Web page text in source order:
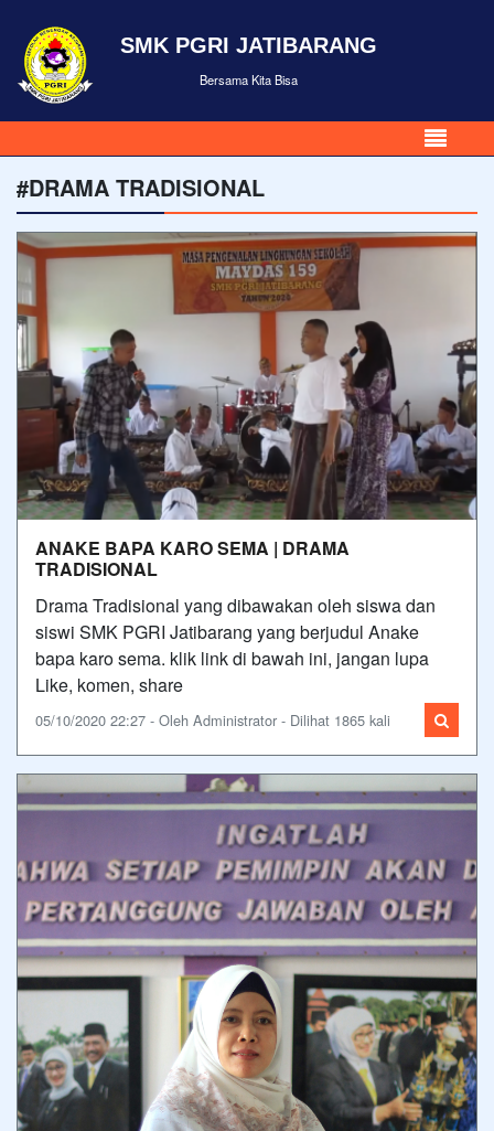
SMK PGRI JATIBARANG
Bersama Kita Bisa
#DRAMA TRADISIONAL
ANAKE BAPA KARO SEMA | DRAMA
TRADISIONAL
Drama Tradisional yang dibawakan oleh siswa dan
siswi SMK PGRI Jatibarang yang berjudul Anake
bapa karo sema. klik link di bawah ini, jangan lupa
Like, komen, share
05/10/2020 22:27 - Oleh Administrator - Dilihat 1865 kali